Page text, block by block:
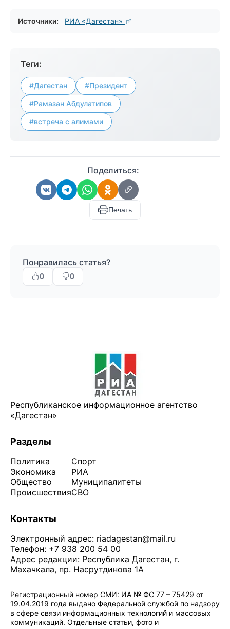
Источники: РИА «Дагестан»
Теги:
#Дагестан #Президент
#Рамазан Абдулатипов
#встреча с алимами
Поделиться:
Печать
Понравилась статья?
0 0
Республиканское информационное агентство
«Дагестан»
Разделы
Политика
Экономика
Общество
Происшествия
Спорт
РИА
Муниципалитеты
СВО
Контакты
Электронный адрес: riadagestan@mail.ru
Телефон: +7 938 200 54 00
Адрес редакции: Республика Дагестан, г.
Махачкала, пр. Насрутдинова 1А
Регистрационный номер СМИ: ИА № ФС 77 – 75429 от
19.04.2019 года выдано Федеральной службой по надзору
в сфере связи информационных технологий и массовых
коммуникаций. Отдельные статьи, фото и